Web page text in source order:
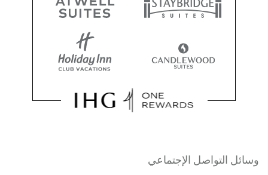
وسائل التواصل الإجتماعي